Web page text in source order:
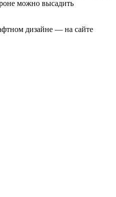
можно высадить
дизайне — на сайте